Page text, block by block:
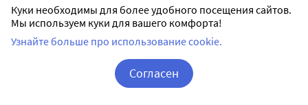
Следует соблюдать осторожность при управлении
автотранспортом или работе, требующей повышенной
концентрации внимания и быстроты психомоторных
реакций (во время терапии может возникать
Куки необходимы для более удобного посещения сайтов.
Мы используем куки для вашего комфорта!
Узнайте больше про использование cookie.
Согласен